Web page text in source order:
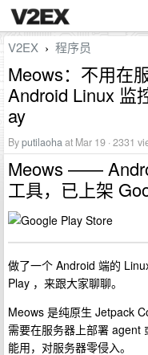
V2EX › 程序员
Meows：不用在
Android Linux 监
ay
Byputilaohaat Mar 19 · 2331
Meows ——
工具，已上架
做了一个 Android 端的
Play ，来跟大家聊聊。
Meows 是纯原生 Jetpack
需要在服务器上部署 agent
能用，对服务器零侵入。